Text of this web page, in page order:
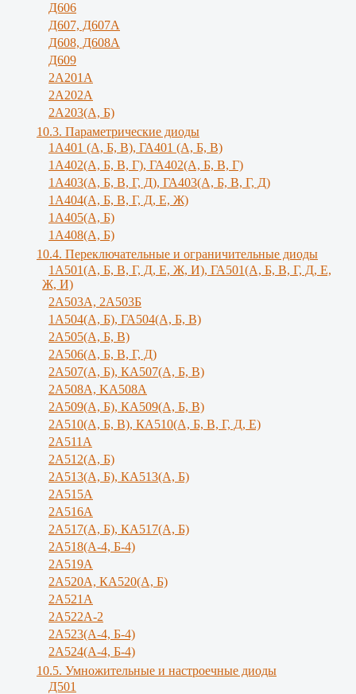
Д606
Д607, Д607А
Д608, Д608А
Д609
2А201А
2А202А
2А203(А, Б)
10.3. Параметрические диоды
1A401 (А, Б, В), ГА401 (А, Б, В)
1А402(А, Б, В, Г), ГА402(А, Б, В, Г)
1А403(А, Б, В, Г, Д), ГА403(А, Б, В, Г, Д)
1А404(А, Б, В, Г, Д, Е, Ж)
1А405(А, Б)
1А408(А, Б)
10.4. Переключательные и ограничительные диоды
1А501(А, Б, В, Г, Д, E, Ж, И), ГА501(А, Б, В, Г, Д, Е,
Ж, И)
2A503A, 2А503Б
1А504(А, Б), ГА504(А, Б, В)
2А505(А, Б, B)
2А506(А, Б, В, Г, Д)
2А507(А, Б), КА507(А, Б, В)
2А508А, KA508A
2А509(А, Б), КА509(А, Б, В)
2А510(А, Б, В), КА510(А, Б, В, Г, Д, Е)
2А511А
2А512(А, Б)
2А513(А, Б), КА513(А, Б)
2А515А
2A516A
2А517(А, Б), КА517(А, Б)
2А518(А-4, Б-4)
2A519A
2А520А, КА520(А, Б)
2А521А
2А522А-2
2А523(А-4, Б-4)
2А524(А-4, Б-4)
10.5. Умножительные и настроечные диоды
Д501